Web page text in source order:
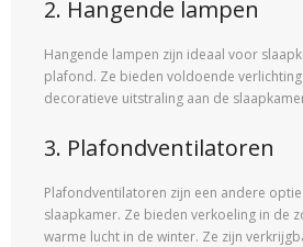
2. Hangende lampen
Hangende lampen zijn ideaal voor
plafond. Ze bieden voldoende
decoratieve uitstraling aan de
3. Plafondventilatoren
Plafondventilatoren zijn een andere
slaapkamer. Ze bieden verkoeling in de
warme lucht in de winter. Ze zijn